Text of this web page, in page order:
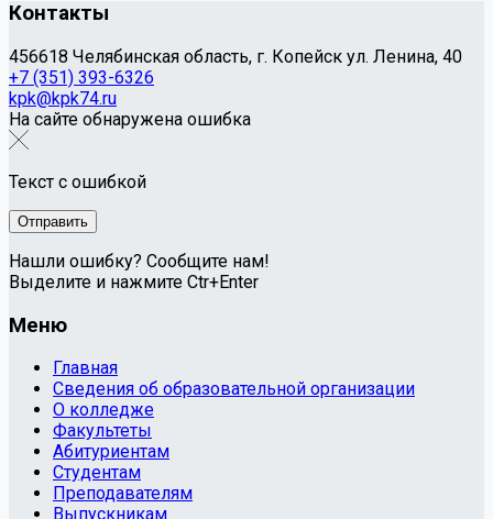
Контакты
456618 Челябинская область, г. Копейск ул. Ленина, 40
+7 (351) 393-6326
kpk@kpk74.ru
На сайте обнаружена ошибка
Текст с ошибкой
Нашли ошибку? Сообщите нам!
Выделите и нажмите Ctr+Enter
Меню
Главная
Сведения об образовательной организации
О колледже
Факультеты
Абитуриентам
Студентам
Преподавателям
Выпускникам